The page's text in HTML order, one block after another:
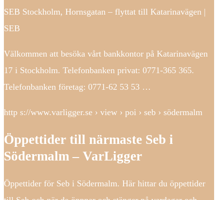
SEB Stockholm, Hornsgatan – flyttat till Katarinavägen |
SEB
Välkommen att besöka vårt bankkontor på Katarinavägen
17 i Stockholm. Telefonbanken privat: 0771-365 365.
Telefonbanken företag: 0771-62 53 53 …
http s://www.varligger.se › view › poi › seb › södermalm
Öppettider till närmaste Seb i
Södermalm – VarLigger
Öppettider för Seb i Södermalm. Här hittar du öppettider